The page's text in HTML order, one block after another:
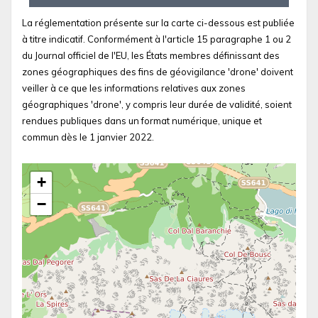
La réglementation présente sur la carte ci-dessous est publiée
à titre indicatif. Conformément à l'article 15 paragraphe 1 ou 2
du Journal officiel de l'EU, les États membres définissant des
zones géographiques des fins de géovigilance 'drone' doivent
veiller à ce que les informations relatives aux zones
géographiques 'drone', y compris leur durée de validité, soient
rendues publiques dans un format numérique, unique et
commun dès le 1 janvier 2022.